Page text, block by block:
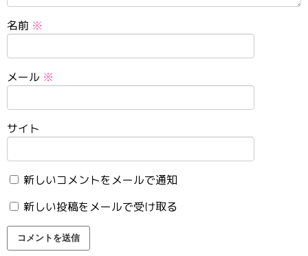
名前 ※
メール ※
サイト
新しいコメントをメールで通知
新しい投稿をメールで受け取る